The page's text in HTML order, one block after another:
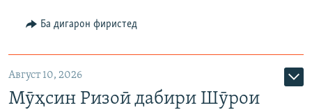
Ба дигарон фиристед
Август 10, 2026
Мӯҳсин Ризоӣ дабири Шӯрои